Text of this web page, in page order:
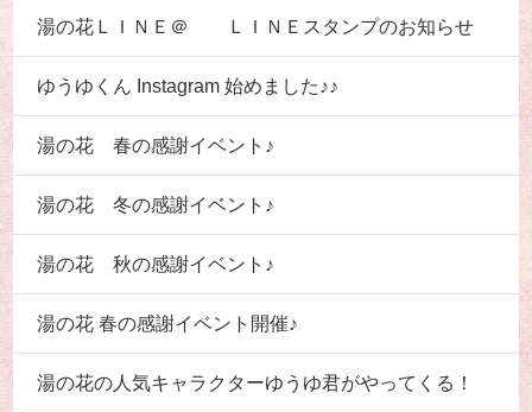
湯の花ＬＩＮＥ＠ ＬＩＮＥスタンプのお知らせ
ゆうゆくん Instagram 始めました♪♪
湯の花 春の感謝イベント♪
湯の花 冬の感謝イベント♪
湯の花 秋の感謝イベント♪
湯の花 春の感謝イベント開催♪
湯の花の人気キャラクターゆうゆ君がやってくる！